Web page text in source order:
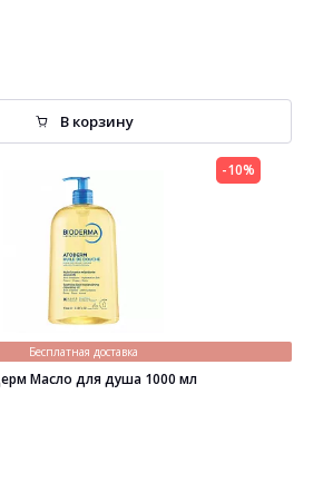
В корзину
Бесплатная доставка
Масло для душа 1000 мл
-10%